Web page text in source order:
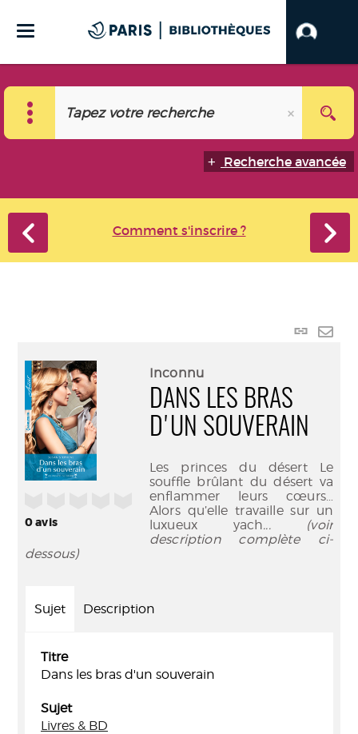
Recherche avancée
Comment s'inscrire ?
Lien
0avis
Inconnu
DANS LES BRAS
D'UN SOUVERAIN
Les princes du désert Le
souffle brûlant du désert va
enflammer leurs cœurs…
Alors qu’elle travaille sur un
luxueux yach... (voir
description complète ci-
dessous)
Sujet Description
Titre
Dans les bras d'un souverain
Sujet
Livres & BD